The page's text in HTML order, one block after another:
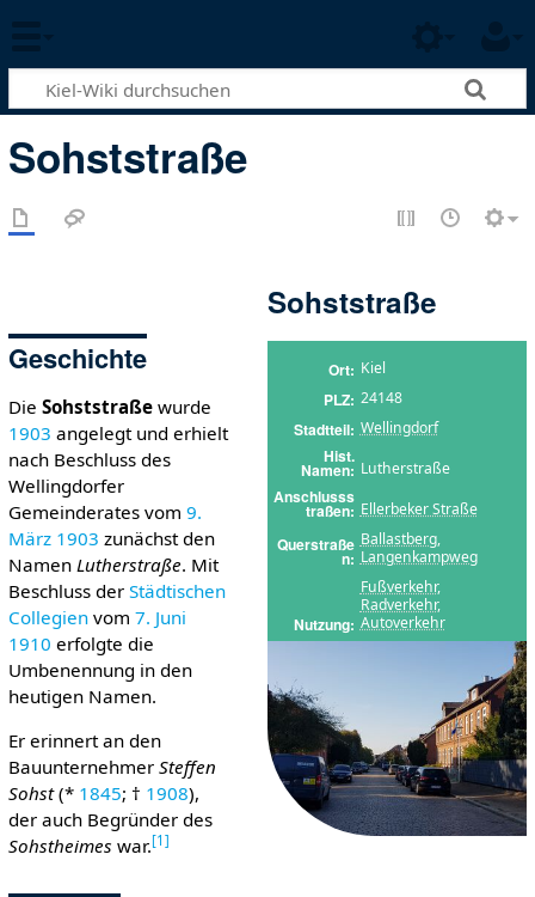
Sohststraße
Sohststraße
Ort Kiel
PLZ 24148
Stadtteil Wellingdorf
Hist.
Namen Lutherstraße
Anschlusss
traßen Ellerbeker Straße
Querstraße
n
Ballastberg,
Langenkampweg
Nutzung
Fußverkehr,
Radverkehr,
Autoverkehr
Geschichte
Die Sohststraßewurde
1903 angelegt und erhielt
nach Beschluss des
Wellingdorfer
Gemeinderates vom 9.
März 1903 zunächst den
Namen Lutherstraße. Mit
Beschluss der Städtischen
Collegienvom 7. Juni
1910 erfolgte die
Umbenennung in den
heutigen Namen.
Er erinnert an den
Bauunternehmer Steffen
Sohst(* 1845; † 1908),
der auch Begründer des
Sohstheimes war.[1 ]